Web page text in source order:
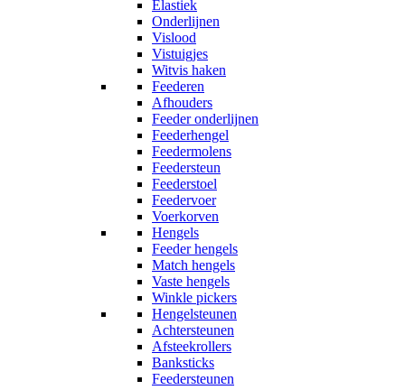
Elastiek
Onderlijnen
Vislood
Vistuigjes
Witvis haken
Feederen
Afhouders
Feeder onderlijnen
Feederhengel
Feedermolens
Feedersteun
Feederstoel
Feedervoer
Voerkorven
Hengels
Feeder hengels
Match hengels
Vaste hengels
Winkle pickers
Hengelsteunen
Achtersteunen
Afsteekrollers
Banksticks
Feedersteunen